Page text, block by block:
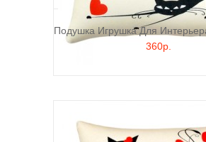
Подушка Игрушка Для
360р.